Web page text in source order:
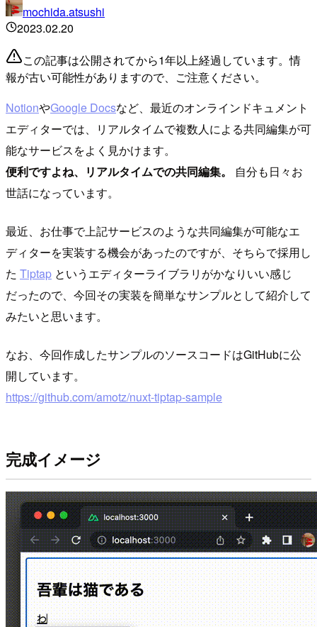
mochida.atsushi
2023.02.20
この記事は公開されてから1年以上経過しています。情
報が古い可能性がありますので、ご注意ください。
NotionやGoogle Docsなど、最近のオンラインドキュメント
エディターでは、リアルタイムで複数人による共同編集が可
能なサービスをよく見かけます。
便利ですよね、リアルタイムでの共同編集。
自分も日々お
世話になっています。
最近、お仕事で上記サービスのような共同編集が可能なエ
ディターを実装する機会があったのですが、そちらで採用し
た Tiptap というエディターライブラリがかなりいい感じ
だったので、今回その実装を簡単なサンプルとして紹介して
みたいと思います。
なお、今回作成したサンプルのソースコードはGitHubに公
開しています。
https://github.com/amotz/nuxt-tiptap-sample
完成イメージ